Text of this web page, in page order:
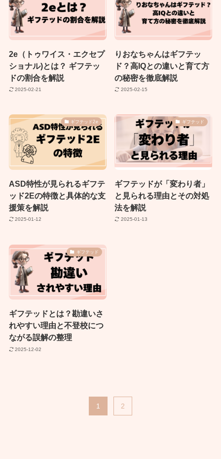
2e（トゥワイス・エクセプ
ショナル)とは？ ギフテッ
ドの割合を解説
2025-02-21
りおなちゃんはギフテッ
ド？高IQとの違いと育て方
の秘密を徹底解説
2025-02-15
ギフテッド2e
ASD特性が見られるギフテ
ッド2Eの特徴と具体的な支
援策を解説
2025-01-12
ギフテッド
ギフテッドが「変わり者」
と見られる理由とその対処
法を解説
2025-01-13
ギフテッド
ギフテッドとは？勘違いさ
れやすい理由と不登校につ
ながる誤解の整理
2025-12-02
1 2